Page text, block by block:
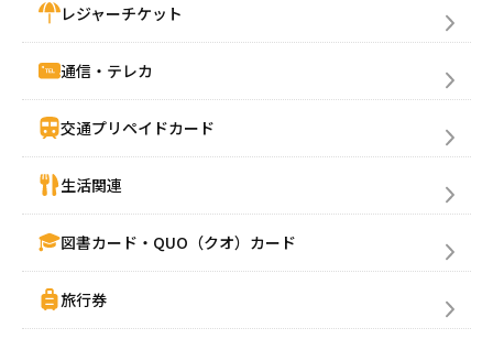
レジャーチケット
通信・テレカ
交通プリペイドカード
生活関連
図書カード・QUO（クオ）カード
旅行券